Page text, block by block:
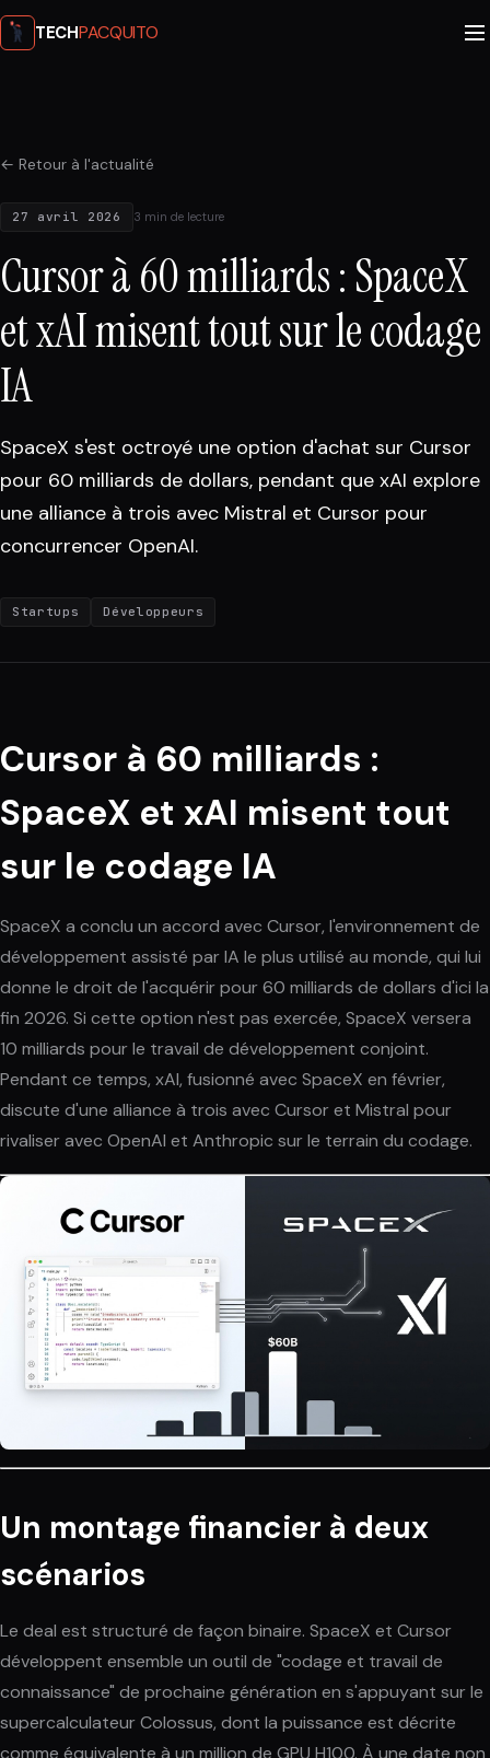
TECHPACQUITO
← Retour à l'actualité
27 avril 2026 3 min de lecture
Cursor à 60 milliards : SpaceX
et xAI misent tout sur le codage
IA
SpaceX s'est octroyé une option d'achat sur Cursor
pour 60 milliards de dollars, pendant que xAI explore
une alliance à trois avec Mistral et Cursor pour
concurrencer OpenAI.
Startups Développeurs
Cursor à 60 milliards :
SpaceX et xAI misent tout
sur le codage IA
SpaceX a conclu un accord avec Cursor, l'environnement de
développement assisté par IA le plus utilisé au monde, qui lui
donne le droit de l'acquérir pour 60 milliards de dollars d'ici la
fin 2026. Si cette option n'est pas exercée, SpaceX versera
10 milliards pour le travail de développement conjoint.
Pendant ce temps, xAI, fusionné avec SpaceX en février,
discute d'une alliance à trois avec Cursor et Mistral pour
rivaliser avec OpenAI et Anthropic sur le terrain du codage.
Un montage financier à deux
scénarios
Le deal est structuré de façon binaire. SpaceX et Cursor
développent ensemble un outil de "codage et travail de
connaissance" de prochaine génération en s'appuyant sur le
supercalculateur Colossus, dont la puissance est décrite
comme équivalente à un million de GPU H100. À une date non